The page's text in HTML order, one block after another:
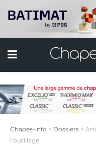
Chapes-info > Dossiers >
l’outillage